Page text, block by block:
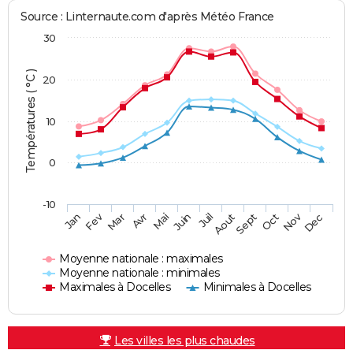
Températures ( °C )
Source : Linternaute.com d'après Météo France
Moyenne nationale : maximales
Moyenne nationale : minimales
Maximales à Docelles
Minimales à Docelles
JanFev Mar Avr MaiJuin JuilAoutSept OctNovDec
-10
0
10
20
30
Les villes les plus chaudes